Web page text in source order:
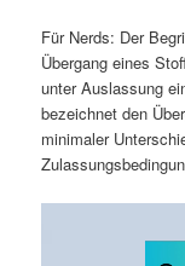
Für Nerds: Der
Übergang eines
unter Auslassung
bezeichnet den
minimaler